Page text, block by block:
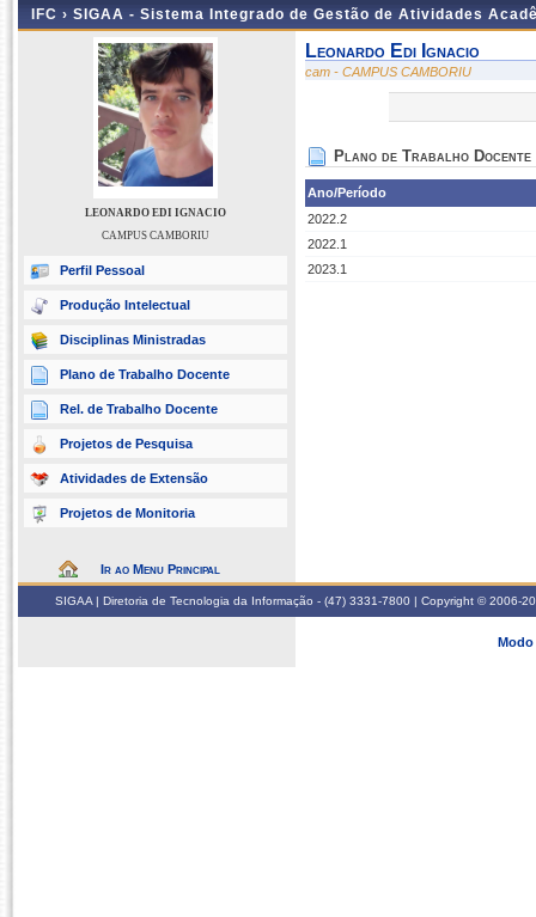
IFC › SIGAA - Sistema Integrado de Gestão de Atividades
LEONARDO EDI IGNACIO
CAMPUS CAMBORIU
Perfil Pessoal
Produção Intelectual
Disciplinas Ministradas
Plano de Trabalho Docente
Rel. de Trabalho Docente
Projetos de Pesquisa
Atividades de Extensão
Projetos de Monitoria
Ir ao Menu Principal
Leonardo Edi Ignacio
cam - CAMPUS CAMBORIU
Plano de Trabalho Docente
Ano/Período
2022.2
2022.1
2023.1
SIGAA | Diretoria de Tecnologia da Informação - (47) 3331-7800 | Copyright © 2006-
Modo